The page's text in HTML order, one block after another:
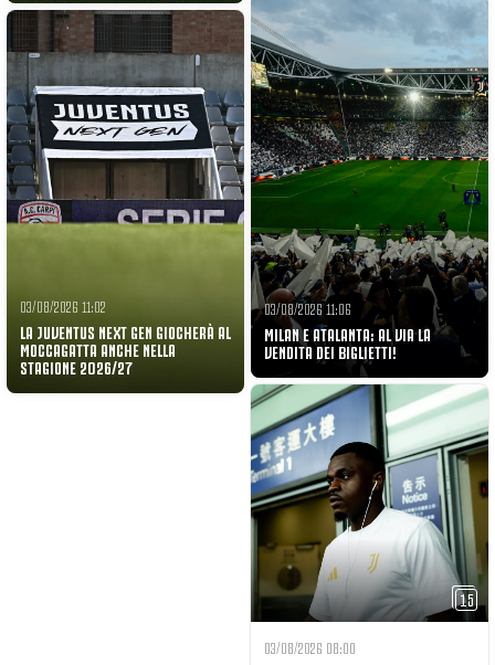
03/08/2026 11:06
MILAN E ATALANTA: AL VIA LA
VENDITA DEI BIGLIETTI!
03/08/2026 11:02
LA JUVENTUS NEXT GEN GIOCHERÀ AL
MOCCAGATTA ANCHE NELLA
STAGIONE 2026/27
15
03/08/2026 08:00